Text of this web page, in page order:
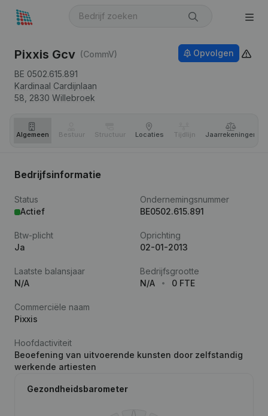
Pixxis Gcv (CommV)
BE 0502.615.891
Kardinaal Cardijnlaan
58, 2830 Willebroek
Opvolgen
Algemeen Bestuur Structuur Locaties Tijdlijn Jaar­rekeningen
Bedrijfsinformatie
Status
Actief
Ondernemingsnummer
BE0502.615.891
Btw-plicht
Ja
Oprichting
02-01-2013
Laatste balansjaar
N/A
Bedrijfsgrootte
N/A
0 FTE
Commerciële naam
Pixxis
Hoofdactiviteit
Beoefening van uitvoerende kunsten door zelfstandig
werkende artiesten
Gezondheidsbarometer